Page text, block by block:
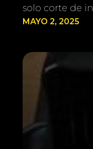
solo corte de
MAYO 2, 2025